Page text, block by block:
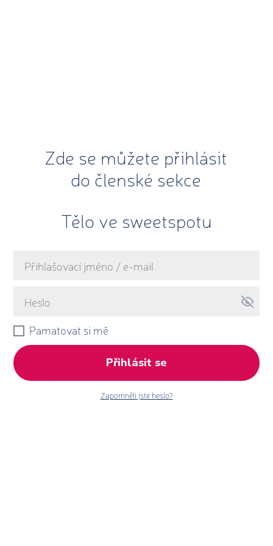
Zde se můžete přihlásit
do členské sekce
Tělo ve sweetspotu
Pamatovat si mě
Přihlásit se
Zapomněli jste heslo?